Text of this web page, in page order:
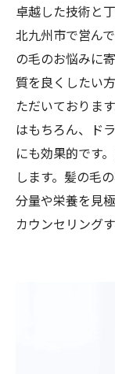
卓越した技術と
北九州市で営ん
の毛のお悩みに
質を良くしたい
ただいておりま
はもちろん、ド
にも効果的です
します。髪の毛
分量や栄養を見
カウンセリング